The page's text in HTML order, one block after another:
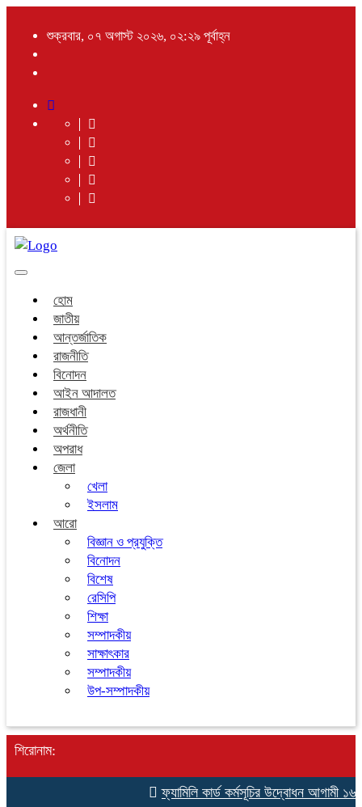
শুক্রবার, ০৭ অগাস্ট ২০২৬, ০২:২৯ পূর্বাহ্ন
Toggle
হোম
জাতীয়
আন্তর্জাতিক
রাজনীতি
বিনোদন
আইন আদালত
রাজধানী
অর্থনীতি
অপরাধ
জেলা
খেলা
ইসলাম
আরো
বিজ্ঞান ও প্রযুক্তি
বিনোদন
বিশেষ
রেসিপি
শিক্ষা
সম্পাদকীয়
সাক্ষাৎকার
সম্পাদকীয়
উপ-সম্পাদকীয়
শিরোনাম:
ফ্যামিলি কার্ড কর্মসূচির উদ্বোধন আগামী ১৬